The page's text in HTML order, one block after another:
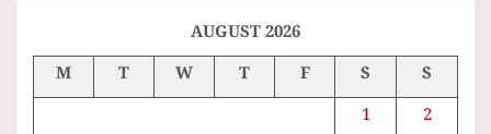
AUGUST 2026
M
T W T F S
S
1
2